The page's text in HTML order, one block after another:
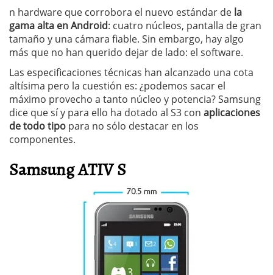
n hardware que corrobora el nuevo estándar de la
gama alta en Android: cuatro núcleos, pantalla de gran
tamaño y una cámara fiable. Sin embargo, hay algo
más que no han querido dejar de lado: el software.
Las especificaciones técnicas han alcanzado una cota
altísima pero la cuestión es: ¿podemos sacar el
máximo provecho a tanto núcleo y potencia? Samsung
dice que sí y para ello ha dotado al S3 con aplicaciones
de todo tipo para no sólo destacar en los
componentes.
Samsung ATIV S